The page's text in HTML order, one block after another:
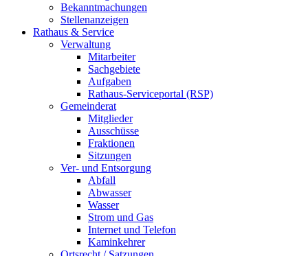
Bekanntmachungen
Stellenanzeigen
Rathaus & Service
Verwaltung
Mitarbeiter
Sachgebiete
Aufgaben
Rathaus-Serviceportal (RSP)
Gemeinderat
Mitglieder
Ausschüsse
Fraktionen
Sitzungen
Ver- und Entsorgung
Abfall
Abwasser
Wasser
Strom und Gas
Internet und Telefon
Kaminkehrer